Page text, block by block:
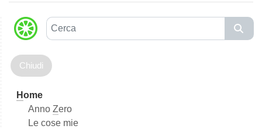
C
e
c
Home
Anno Zero
Le cose mie